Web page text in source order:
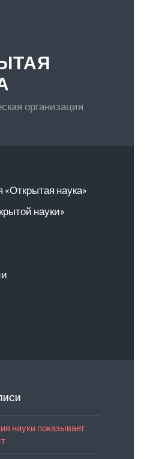
организация
наука»
науки»
науки показывает